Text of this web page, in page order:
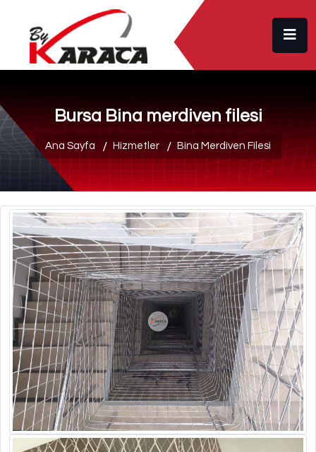
Bursa Bina merdiven filesi
Ana Sayfa Hizmetler Bina Merdiven Filesi